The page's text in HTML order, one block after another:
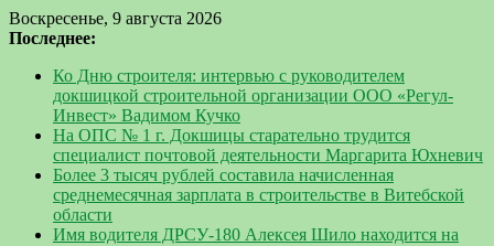
Воскресенье, 9 августа 2026
Последнее:
Ко Дню строителя: интервью с руководителем
докшицкой строительной организации ООО «Регул-
Инвест» Вадимом Кучко
На ОПС № 1 г. Докшицы старательно трудится
специалист почтовой деятельности Маргарита Юхневич
Более 3 тысяч рублей составила начисленная
среднемесячная зарплата в строительстве в Витебской
области
Имя водителя ДРСУ-180 Алексея Шило находится на